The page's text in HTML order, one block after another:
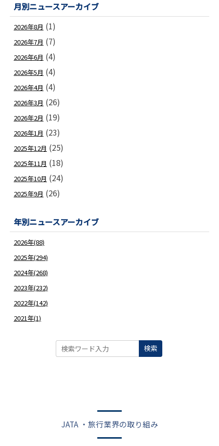
月別ニュースアーカイブ
2026年8月 (1)
2026年7月 (7)
2026年6月 (4)
2026年5月 (4)
2026年4月 (4)
2026年3月 (26)
2026年2月 (19)
2026年1月 (23)
2025年12月 (25)
2025年11月 (18)
2025年10月 (24)
2025年9月 (26)
年別ニュースアーカイブ
2026年(88)
2025年(294)
2024年(268)
2023年(232)
2022年(142)
2021年(1)
検索
JATA ・旅行業界の取り組み